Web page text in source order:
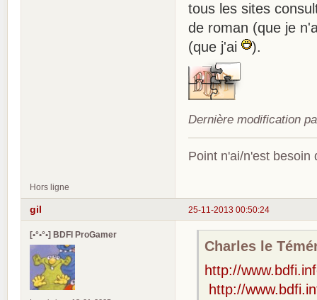
tous les sites
de roman (que je
(que j'ai
).
Dernière modification
Point n'ai/n'est besoin
Hors ligne
25-11-2013 00:50:24
gil
[•°•°•] BDFI ProGamer
Charles le
http://
http://